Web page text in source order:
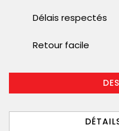
Délais respectés
Retour facile